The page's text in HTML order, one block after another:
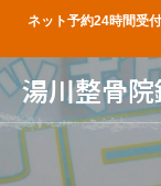
ネット予約24時間受
湯川整骨